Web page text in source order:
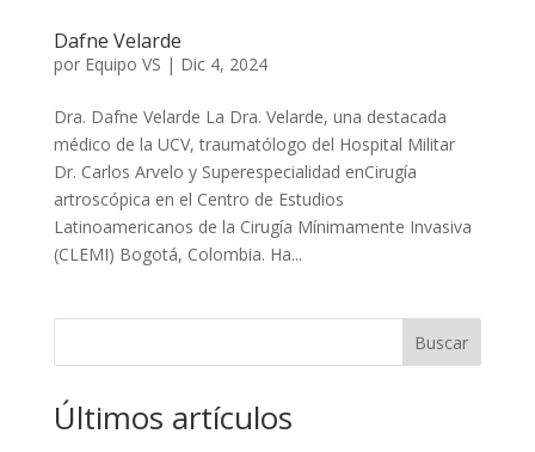
Dafne Velarde
por Equipo VS | Dic 4, 2024
Dra. Dafne Velarde La Dra. Velarde, una destacada
médico de la UCV, traumatólogo del Hospital Militar
Dr. Carlos Arvelo y Superespecialidad enCirugía
artroscópica en el Centro de Estudios
Latinoamericanos de la Cirugía Mínimamente Invasiva
(CLEMI) Bogotá, Colombia. Ha...
Buscar
Últimos artículos